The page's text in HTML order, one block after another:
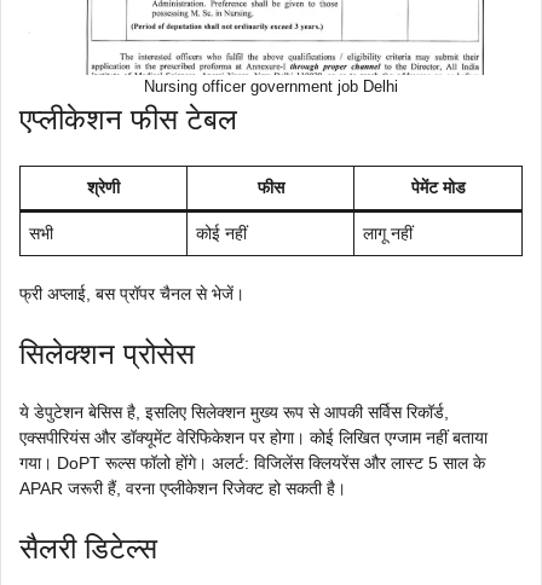
Nursing officer government job Delhi
एप्लीकेशन फीस टेबल
श्रेणी फीस पेमेंट मोड
सभी कोई नहीं लागू नहीं
फ्री अप्लाई, बस प्रॉपर चैनल से भेजें।
सिलेक्शन प्रोसेस
ये डेपुटेशन बेसिस है, इसलिए सिलेक्शन मुख्य रूप से आपकी सर्विस रिकॉर्ड,
एक्सपीरियंस और डॉक्यूमेंट वेरिफिकेशन पर होगा। कोई लिखित एग्जाम नहीं बताया
गया। DoPT रूल्स फॉलो होंगे। अलर्ट: विजिलेंस क्लियरेंस और लास्ट 5 साल के
APAR जरूरी हैं, वरना एप्लीकेशन रिजेक्ट हो सकती है।
सैलरी डिटेल्स